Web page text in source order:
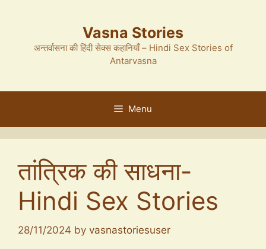
Vasna Stories
अन्तर्वासना की हिंदी सेक्स कहानियाँ – Hindi Sex Stories of
Antarvasna
Menu
तांत्रिक की साधना-
Hindi Sex Stories
28/11/2024 by vasnastoriesuser